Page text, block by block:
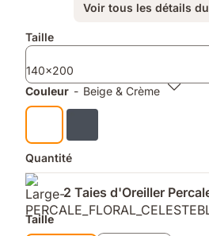
Voir tous les détails
Produits
Taille
140x200
Couleur - Beige & Crème
Quantité
2 Taies d'Oreiller
Taille